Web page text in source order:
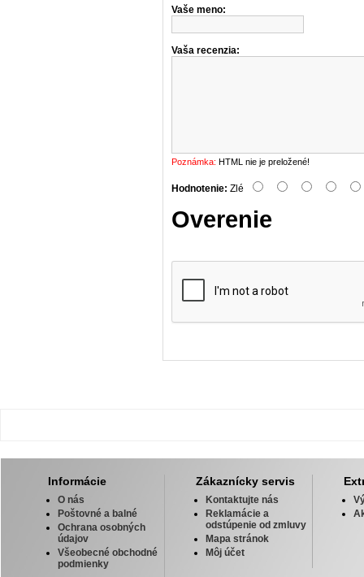
Vaše meno:
Vaša recenzia:
Poznámka: HTML nie je preložené!
Hodnotenie: Zlé
Overenie
Informácie
O nás
Poštovné a balné
Ochrana osobných
údajov
Všeobecné obchodné
podmienky
Zákaznícky servis
Kontaktujte nás
Reklamácie a
odstúpenie od zmluvy
Mapa stránok
Môj účet